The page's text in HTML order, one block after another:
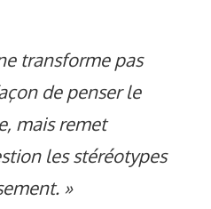
transforme pas
de penser le
mais remet
les stéréotypes
»